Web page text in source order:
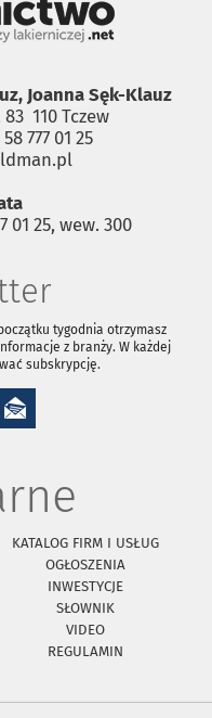
Joanna Sęk-Klauz
110 Tczew
777 01 25
01 25, wew. 300
tygodnia otrzymasz
z branży. W każdej
subskrypcję.
KATALOG FIRM I USŁUG
OGŁOSZENIA
INWESTYCJE
SŁOWNIK
VIDEO
REGULAMIN